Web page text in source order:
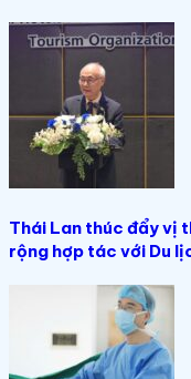
Thái Lan thúc đẩy vị
rộng hợp tác với Du